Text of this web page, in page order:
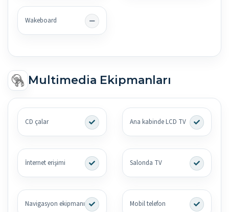
Wakeboard
Multimedia Ekipmanları
CD çalar Ana kabinde LCD TV
İnternet erişimi Salonda TV
Navigasyon ekipmanı Mobil telefon